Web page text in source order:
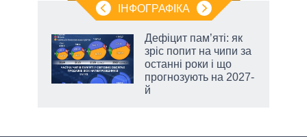
ІНФОГРАФІКА
Дефіцит пам’яті: як
зріс попит на чипи за
останні роки і що
прогнозують на 2027-
й